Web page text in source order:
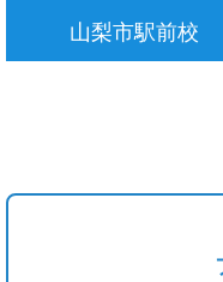
山梨市駅前校